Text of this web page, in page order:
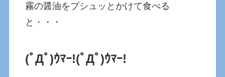
霧の醤油をプシュッとかけて食べる
と・・・
(ﾟДﾟ)ｳﾏｰ!(ﾟДﾟ)ｳﾏｰ!